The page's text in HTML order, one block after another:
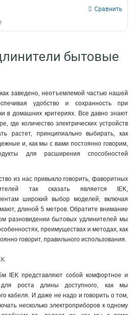
Сравнить
бытовые
заведено, неотъемлемой частью нашей
удобство и сохранность при
в домашних критериях. Все давно знают
где количество электрических устройств
растет, принципиально выбирать, как
и, как мы с вами постоянно говорим,
для расширения способностей
из нас привыкло говорить, фаворитных
так сказать является IEK,
широкий выбор моделей, включая
длиной 5 метров. Обратите внимание
разновидении бытовых удлинителей мы
преимуществах и методах, как
говорит, правильного использования.
IEK представляют собой комфортное и
для роста длины доступного, как мы
кабеля. И даже не надо и говорить о том,
несколько электроприборов к одному